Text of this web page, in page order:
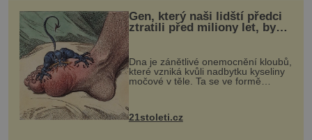
Gen, který naši lidští předci
ztratili před miliony let, by
mohl pomoci s léčbou
„nemoci králů“
Dna je zánětlivé onemocnění kloubů,
které vzniká kvůli nadbytku kyseliny
močové v těle. Ta se ve formě
nohou, a způsobuje bole...
21stoleti.cz